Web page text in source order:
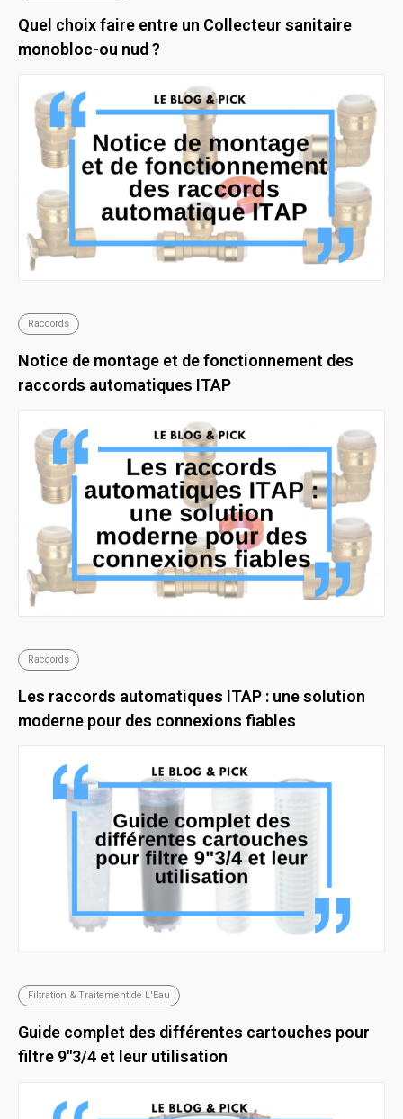
Quel choix faire entre un Collecteur sanitaire
monobloc-ou nud ?
Raccords
Notice de montage et de fonctionnement des
raccords automatiques ITAP
Raccords
Les raccords automatiques ITAP : une solution
moderne pour des connexions fiables
Filtration & Traitement de L'Eau
Guide complet des différentes cartouches pour
filtre 9"3/4 et leur utilisation